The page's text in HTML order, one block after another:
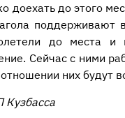
доехать до этого
поддерживают
до места и
Сейчас с ними
них будут